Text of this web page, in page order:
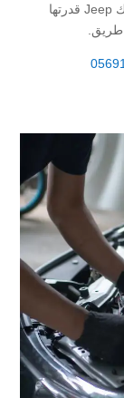
نحن لا نقوم بالصيانة فقط، بل نُعيد إلى سيارتك Jeep قدرتها
طريق.